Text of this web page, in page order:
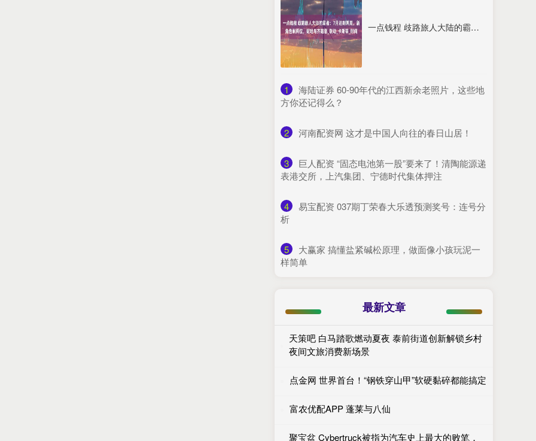
一点钱程 歧路旅人大陆的霸者：7月还剩两周，新角色剩两位，妮哈与齐路恩_联动_卡斯蒂_时间
1
​海陆证券 60-90年代的江西新余老照片，这些地
方你还记得么？
2 ​河南配资网 这才是中国人向往的春日山居！
3
​巨人配资 “固态电池第一股”要来了！清陶能源递
表港交所，上汽集团、宁德时代集体押注
4
​易宝配资 037期丁荣春大乐透预测奖号：连号分
析
5
​大赢家 搞懂盐紧碱松原理，做面像小孩玩泥一
样简单
最新文章
天策吧 白马踏歌燃动夏夜 泰前街道创新解锁乡村
夜间文旅消费新场景
点金网 世界首台！“钢铁穿山甲”软硬黏碎都能搞定
富农优配APP 蓬莱与八仙
聚宝盆 Cybertruck被指为汽车史上最大的败笔，